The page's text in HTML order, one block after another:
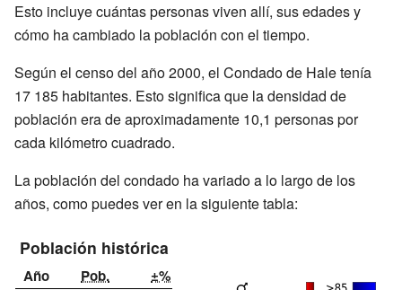
Esto incluye cuántas personas viven allí, sus edades y
cómo ha cambiado la población con el tiempo.
Según el censo del año 2000, el Condado de Hale tenía
17 185 habitantes. Esto significa que la densidad de
población era de aproximadamente 10,1 personas por
cada kilómetro cuadrado.
La población del condado ha variado a lo largo de los
años, como puedes ver en la siguiente tabla:
Población histórica
Año Pob. ±%